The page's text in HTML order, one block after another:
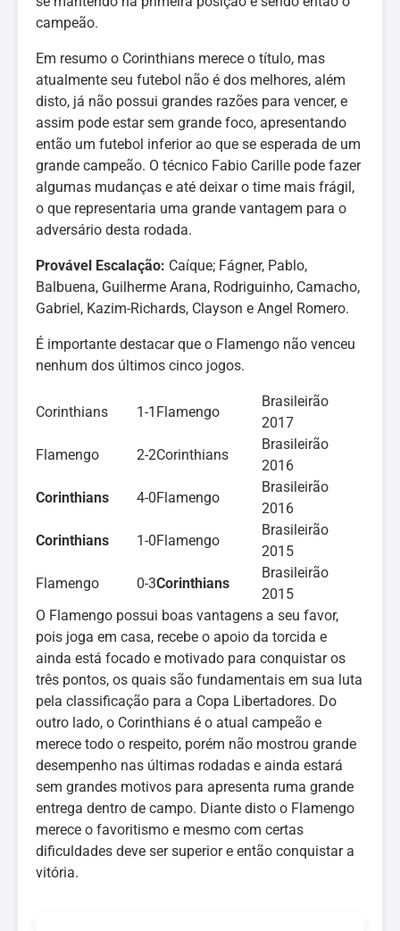
campeão.
Em resumo o Corinthians merece o título, mas
atualmente seu futebol não é dos melhores, além
disto, já não possui grandes razões para vencer, e
assim pode estar sem grande foco, apresentando
então um futebol inferior ao que se esperada de um
grande campeão. O técnico Fabio Carille pode fazer
algumas mudanças e até deixar o time mais frágil,
o que representaria uma grande vantagem para o
adversário desta rodada.
Provável Escalação: Caíque; Fágner, Pablo,
Balbuena, Guilherme Arana, Rodriguinho, Camacho,
Gabriel, Kazim-Richards, Clayson e Angel Romero.
É importante destacar que o Flamengo não venceu
nenhum dos últimos cinco jogos.
Corinthians 1-1 Flamengo
Brasileirão
2017
Flamengo
2-2Corinthians
Brasileirão
2016
Corinthians
4-0Flamengo
Brasileirão
2016
Corinthians
1-0Flamengo
Brasileirão
2015
Flamengo
0-3Corinthians
Brasileirão
2015
O Flamengo possui boas vantagens a seu favor,
pois joga em casa, recebe o apoio da torcida e
ainda está focado e motivado para conquistar os
três pontos, os quais são fundamentais em sua luta
pela classificação para a Copa Libertadores. Do
outro lado, o Corinthians é o atual campeão e
merece todo o respeito, porém não mostrou grande
desempenho nas últimas rodadas e ainda estará
sem grandes motivos para apresenta ruma grande
entrega dentro de campo. Diante disto o Flamengo
merece o favoritismo e mesmo com certas
dificuldades deve ser superior e então conquistar a
vitória.